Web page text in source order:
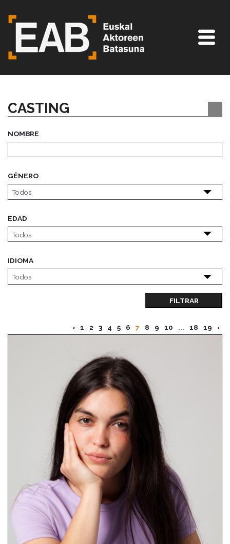
CASTING
NOMBRE
GÉNERO
EDAD
IDIOMA
FILTRAR
‹ 1 2 3 4 5 6 7 8 9 10 ... 18 19 ›